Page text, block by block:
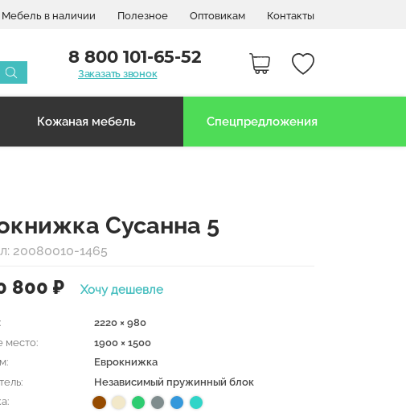
Мебель в наличии Полезное Оптовикам Контакты
8 800 101-65-52
Заказать звонок
Кожаная мебель Спецпредложения
Сусанна 5
20080010-1465
800 ₽ Хочу дешевле
2220 × 980
место:
1900 × 1500
Еврокнижка
Независимый пружинный блок